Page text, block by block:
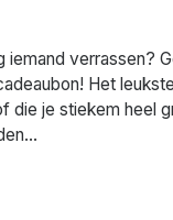
iemand verrassen?
Het
die je stiekem heel